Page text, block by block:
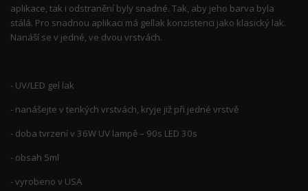
aplikace, tak i odstranění byly snadné. Tak, aby jeho barva byla
stálá. Pro snadnou aplikaci má gellak konzistenci jako klasický lak.
Nanáší se v jedné, ve dvou vrstvách.
- UV/LED gel lak
- nanášejte v tenkých vrstvách, kryje již při jedné vrstvě
- doba tvrzení v 36W UV lampě – 90s LED 30s
- obsah 5ml
- vyrobeno v USA